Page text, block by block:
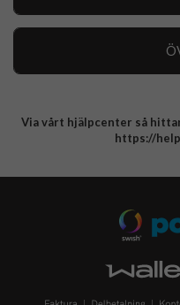
Integritetspolicy
Via vårt hjälpcenter så
https://